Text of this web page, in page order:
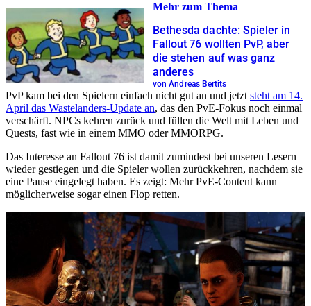
Mehr zum Thema
Bethesda dachte: Spieler in
Fallout 76 wollten PvP, aber
die stehen auf was ganz
anderes
von Andreas Bertits
PvP kam bei den Spielern einfach nicht gut an und jetzt steht am 14.
April das Wastelanders-Update an, das den PvE-Fokus noch einmal
verschärft. NPCs kehren zurück und füllen die Welt mit Leben und
Quests, fast wie in einem MMO oder MMORPG.
Das Interesse an Fallout 76 ist damit zumindest bei unseren Lesern
wieder gestiegen und die Spieler wollen zurückkehren, nachdem sie
eine Pause eingelegt haben. Es zeigt: Mehr PvE-Content kann
möglicherweise sogar einen Flop retten.